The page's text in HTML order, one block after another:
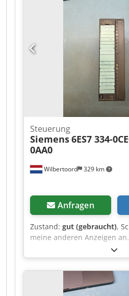
Wilbertoord 329 km
Steuerung
Siemens6ES7 334-
0AA0
Anfragen
Zustand: gut (gebraucht),
meine anderen Anzeigen
verhandelbar. Credpfx Aaszr